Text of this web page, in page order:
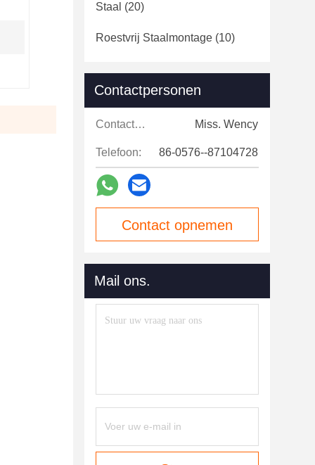
Staal (20)
Roestvrij Staalmontage (10)
Contactpersonen
Contactpersonen: Miss. Wency
Telefoon: 86-0576--87104728
Contact opnemen
Mail ons.